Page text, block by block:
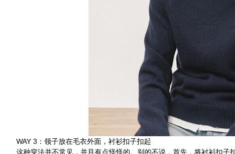
WAY 3：领子放在毛衣外面，衬衫扣子扣起
这种穿法并不常见，并且有点怪怪的。别的不说，首先，将衬衫扣子